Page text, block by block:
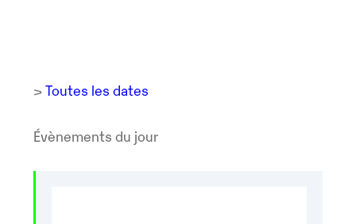
> Toutes les dates
Évènements du jour